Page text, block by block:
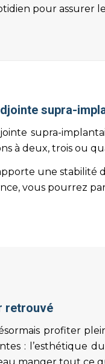
pour assurer
supra-
supra-
à deux, trois ou
une stabilité
vous pourrez
retrouvé
profiter
: l’esthétique
manger tout ce